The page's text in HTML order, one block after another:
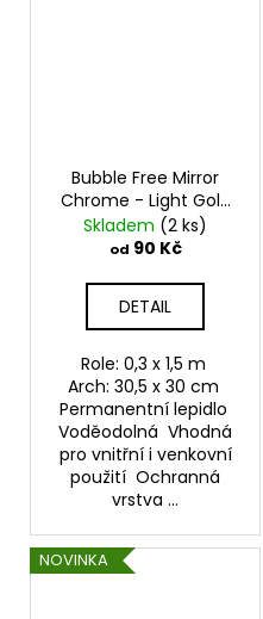
Bubble Free Mirror
Chrome - Light Gold
Samolepící vinylová
folie TeckWrap
Skladem (2 ks)
od 90 Kč
DETAIL
Role: 0,3 x 1,5 m
Arch: 30,5 x 30 cm
Permanentní lepidlo
Voděodolná Vhodná
pro vnitřní i venkovní
použití Ochranná
vrstva ...
NOVINKA